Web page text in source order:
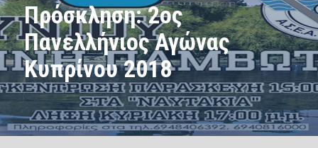
Πρόσκληση: 2ος
Πανελλήνιος Αγώνας
Κυπρίνου 2018